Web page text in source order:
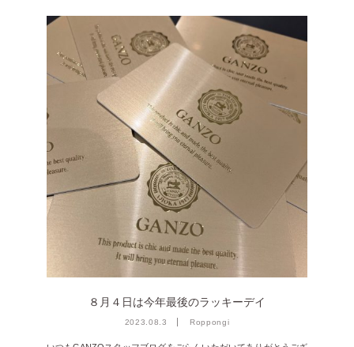
８月４日は今年最後のラッキーデイ
2023.08.3 Roppongi